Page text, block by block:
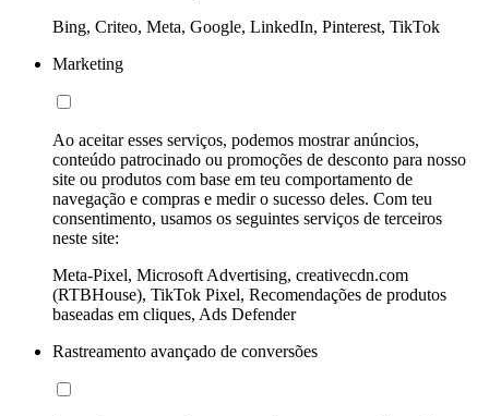
Bing, Criteo, Meta, Google, LinkedIn, Pinterest, TikTok
Marketing
Ao aceitar esses serviços, podemos mostrar anúncios,
conteúdo patrocinado ou promoções de desconto para nosso
site ou produtos com base em teu comportamento de
navegação e compras e medir o sucesso deles. Com teu
consentimento, usamos os seguintes serviços de terceiros
neste site:
Meta-Pixel, Microsoft Advertising, creativecdn.com
(RTBHouse), TikTok Pixel, Recomendações de produtos
baseadas em cliques, Ads Defender
Rastreamento avançado de conversões